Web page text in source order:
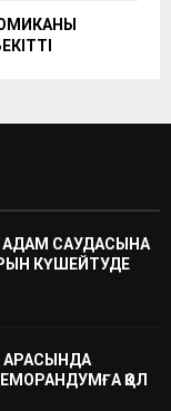
АДАМ САУДАСЫНА
КҮШЕЙТУДЕ
АРАСЫНДА
ҚОЛ